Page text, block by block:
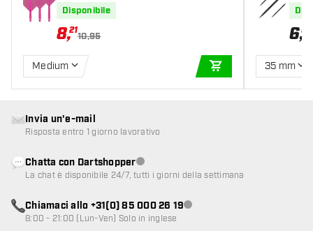
Disponibile
8,21
10,95
Medium
AGGIUNGI AL
6,95
35 mm
Invia un'e-mail
Risposta entro 1 giorno lavorativo
Chatta con DartshopperServizio clienti non disponibile
La chat è disponibile 24/7, tutti i giorni della settimana
Chiamaci allo +31(0) 85 000 26 19Servizio clienti non disponibile
8:00 - 21:00 (Lun-Ven) Solo in inglese